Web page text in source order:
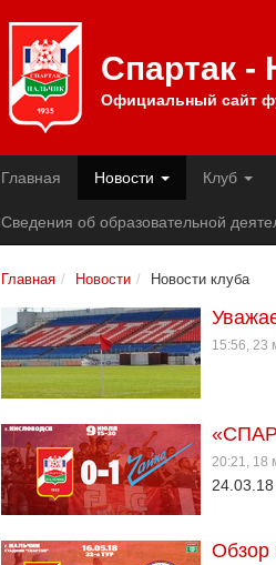
Спартак -
Официальный сайт
Главная Новости Клуб
Сведения об образовательной
Главная Новости Новости клуба
15:56, 23
20:21, 18
24.03.18
Обзор